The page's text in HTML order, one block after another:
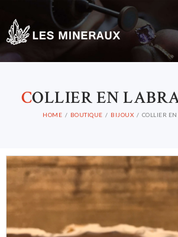
COLLIER EN
HOME BOUTIQUE BIJOUX COLLIER